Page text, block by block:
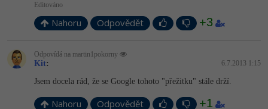
Editováno
Nahoru Odpovědět +3
Odpovídá na martin1pokorny
Kit: 6.7.2013 1:15
Jsem docela rád, že se Google tohoto "přežitku" stále drží.
Nahoru Odpovědět +1